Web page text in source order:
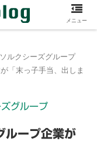
ルクシーズグループ
「末っ子手当、出しま
グループ
ループ企業が
メニュー